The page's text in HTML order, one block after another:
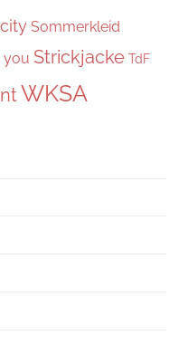
Sommerkleid
you Strickjacke TdF
WKSA